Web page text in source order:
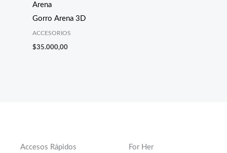
Arena
Gorro Arena 3D
ACCESORIOS
$35.000,00
Accesos Rápidos For Her